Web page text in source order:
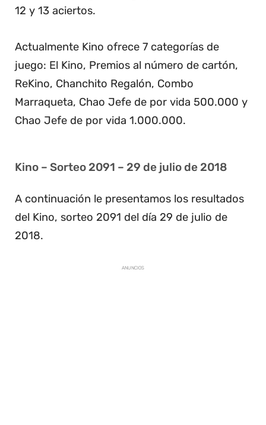
12 y 13 aciertos.
Actualmente Kino ofrece 7 categorías de
juego: El Kino, Premios al número de cartón,
ReKino, Chanchito Regalón, Combo
Marraqueta, Chao Jefe de por vida 500.000 y
Chao Jefe de por vida 1.000.000.
Kino – Sorteo 2091 – 29 de julio de 2018
A continuación le presentamos los resultados
del Kino, sorteo 2091 del día 29 de julio de
2018.
ANUNCIOS